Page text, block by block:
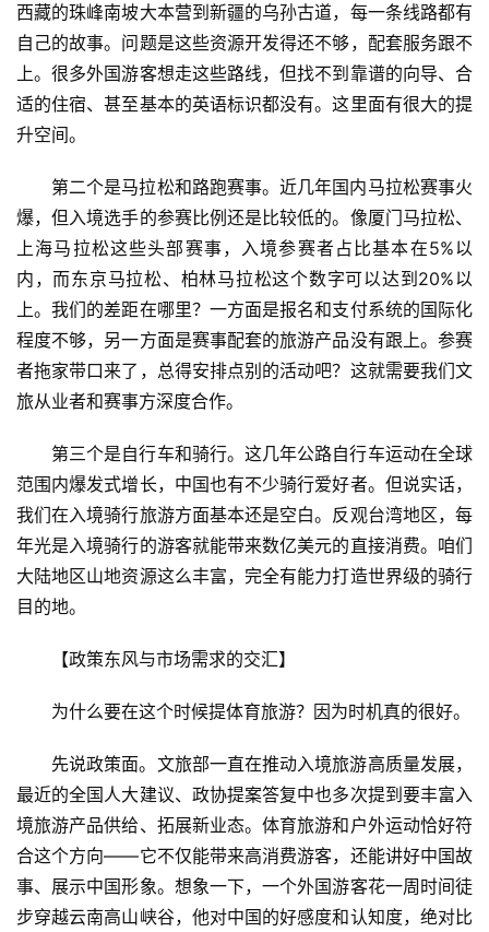
西藏的珠峰南坡大本营到新疆的乌孙古道，每一条线路都有
自己的故事。问题是这些资源开发得还不够，配套服务跟不
上。很多外国游客想走这些路线，但找不到靠谱的向导、合
适的住宿、甚至基本的英语标识都没有。这里面有很大的提
升空间。
第二个是马拉松和路跑赛事。近几年国内马拉松赛事火
爆，但入境选手的参赛比例还是比较低的。像厦门马拉松、
上海马拉松这些头部赛事，入境参赛者占比基本在5%以
内，而东京马拉松、柏林马拉松这个数字可以达到20%以
上。我们的差距在哪里？一方面是报名和支付系统的国际化
程度不够，另一方面是赛事配套的旅游产品没有跟上。参赛
者拖家带口来了，总得安排点别的活动吧？这就需要我们文
旅从业者和赛事方深度合作。
第三个是自行车和骑行。这几年公路自行车运动在全球
范围内爆发式增长，中国也有不少骑行爱好者。但说实话，
我们在入境骑行旅游方面基本还是空白。反观台湾地区，每
年光是入境骑行的游客就能带来数亿美元的直接消费。咱们
大陆地区山地资源这么丰富，完全有能力打造世界级的骑行
目的地。
【政策东风与市场需求的交汇】
为什么要在这个时候提体育旅游？因为时机真的很好。
先说政策面。文旅部一直在推动入境旅游高质量发展，
最近的全国人大建议、政协提案答复中也多次提到要丰富入
境旅游产品供给、拓展新业态。体育旅游和户外运动恰好符
合这个方向——它不仅能带来高消费游客，还能讲好中国故
事、展示中国形象。想象一下，一个外国游客花一周时间徒
步穿越云南高山峡谷，他对中国的好感度和认知度，绝对比